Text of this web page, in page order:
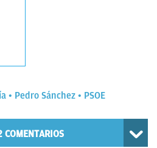
Pedro Sánchez PSOE
COMENTARIOS